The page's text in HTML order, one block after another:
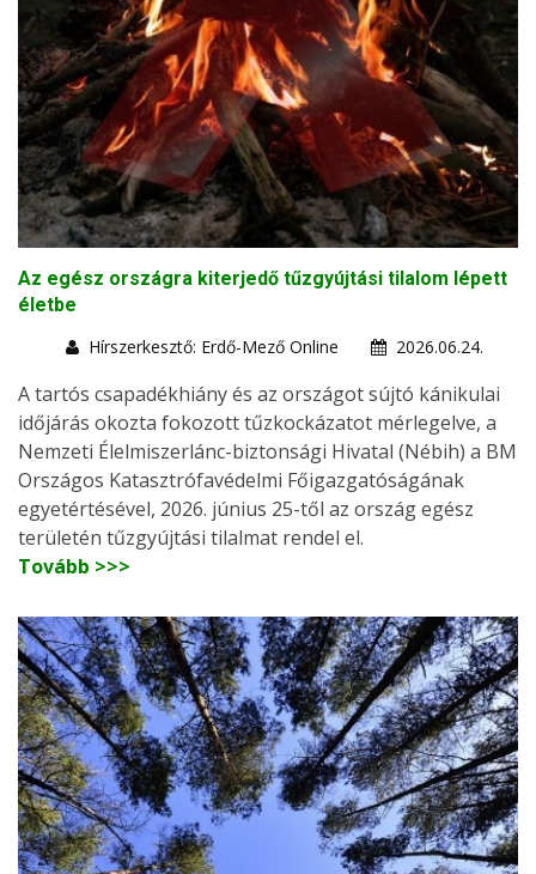
Az egész országra kiterjedő tűzgyújtási tilalom lépett
életbe
Hírszerkesztő: Erdő-Mező Online
2026.06.24.
A tartós csapadékhiány és az országot sújtó kánikulai
időjárás okozta fokozott tűzkockázatot mérlegelve, a
Nemzeti Élelmiszerlánc-biztonsági Hivatal (Nébih) a BM
Országos Katasztrófavédelmi Főigazgatóságának
egyetértésével, 2026. június 25-től az ország egész
területén tűzgyújtási tilalmat rendel el.
Tovább >>>